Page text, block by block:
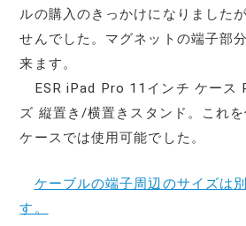
ルの購入のきっかけになりました
せんでした。マグネットの端子部
来ます。
ESR iPad Pro 11インチ ケース
ズ 縦置き/横置きスタンド。これ
ケースでは使用可能でした。
ケーブルの端子周辺のサイズは
す。